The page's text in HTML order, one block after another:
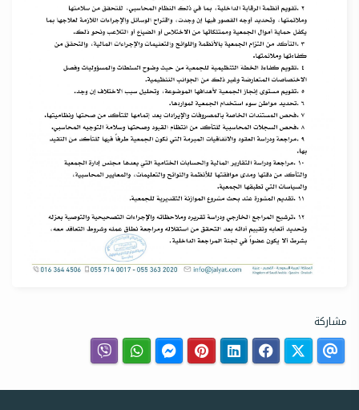
مشاركة